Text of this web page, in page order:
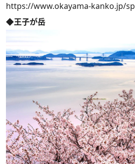
https://www.okayama-kanko.jp/
◆王子が岳